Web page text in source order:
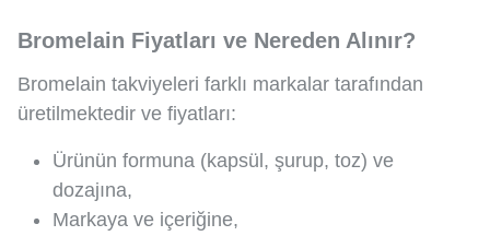
Bromelain Fiyatları ve Nereden Alınır?
Bromelain takviyeleri farklı markalar tarafından
üretilmektedir ve fiyatları:
Ürünün formuna (kapsül, şurup, toz) ve
dozajına,
Markaya ve içeriğine,